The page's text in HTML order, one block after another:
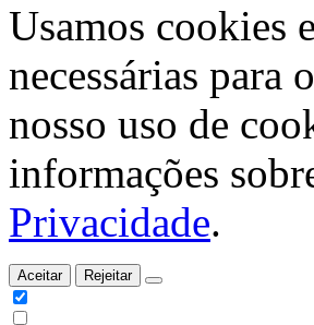
Usamos cookies
necessárias para
nosso uso de
informações
Privacidade.
Aceitar Rejeitar